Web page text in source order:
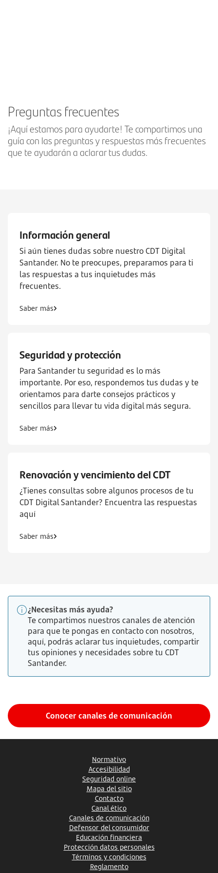
Preguntas frecuentes
¡Aquí estamos para ayudarte! Te compartimos una
guía con las preguntas y respuestas más frecuentes
que te ayudarán a aclarar tus dudas.
Información general
Si aún tienes dudas sobre nuestro CDT Digital
Santander. No te preocupes, preparamos para ti
las respuestas a tus inquietudes más
frecuentes.
Saber más
Seguridad y protección
Para Santander tu seguridad es lo más
importante. Por eso, respondemos tus dudas y te
orientamos para darte consejos prácticos y
sencillos para llevar tu vida digital más segura.
Saber más
Renovación y vencimiento del CDT
¿Tienes consultas sobre algunos procesos de tu
CDT Digital Santander? Encuentra las respuestas
aquí
Saber más
¿Necesitas más ayuda?
Te compartimos nuestros canales de atención
para que te pongas en contacto con nosotros,
aquí, podrás aclarar tus inquietudes, compartir
tus opiniones y necesidades sobre tu CDT
Santander.
Conocer canales de comunicación
Normativo
Accesibilidad
Seguridad online
Mapa del sitio
Contacto
Canal ético
Canales de comunicación
Defensor del consumidor
Educación financiera
Protección datos personales
Términos y condiciones
Reglamento